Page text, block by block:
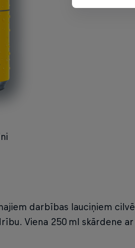
darbības lauciņiem
Viena 250 ml skārdene